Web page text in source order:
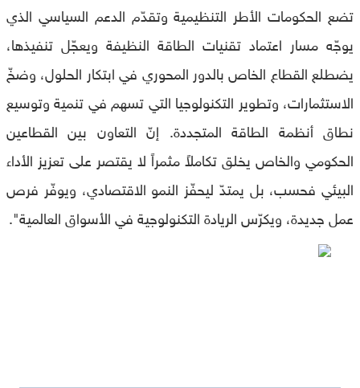
تضع الحكومات الأطر التنظيمية وتقدّم الدعم السياسي الذي
يوجّه مسار اعتماد تقنيات الطاقة النظيفة ويعجّل تنفيذها،
يضطلع القطاع الخاص بالدور المحوري في ابتكار الحلول، وضخّ
الاستثمارات، وتطوير التكنولوجيا التي تسهم في تنمية وتوسيع
نطاق أنظمة الطاقة المتجددة. إنّ التعاون بين القطاعين
الحكومي والخاص يخلق تكاملاً مثمراً لا يقتصر على تعزيز الأداء
البيئي فحسب، بل يمتدّ ليحفّز النمو الاقتصادي، ويوفّر فرص
عمل جديدة، ويكرّس الريادة التكنولوجية في الأسواق العالمية".